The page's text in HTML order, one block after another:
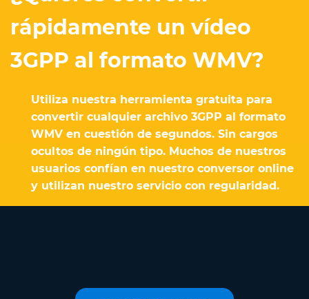
rápidamente un vídeo
3GPP al formato WMV?
Utiliza nuestra herramienta gratuita para
convertir cualquier archivo 3GPP al formato
WMV en cuestión de segundos. Sin cargos
ocultos de ningún tipo. Muchos de nuestros
usuarios confían en nuestro conversor online
y utilizan nuestro servicio con regularidad.